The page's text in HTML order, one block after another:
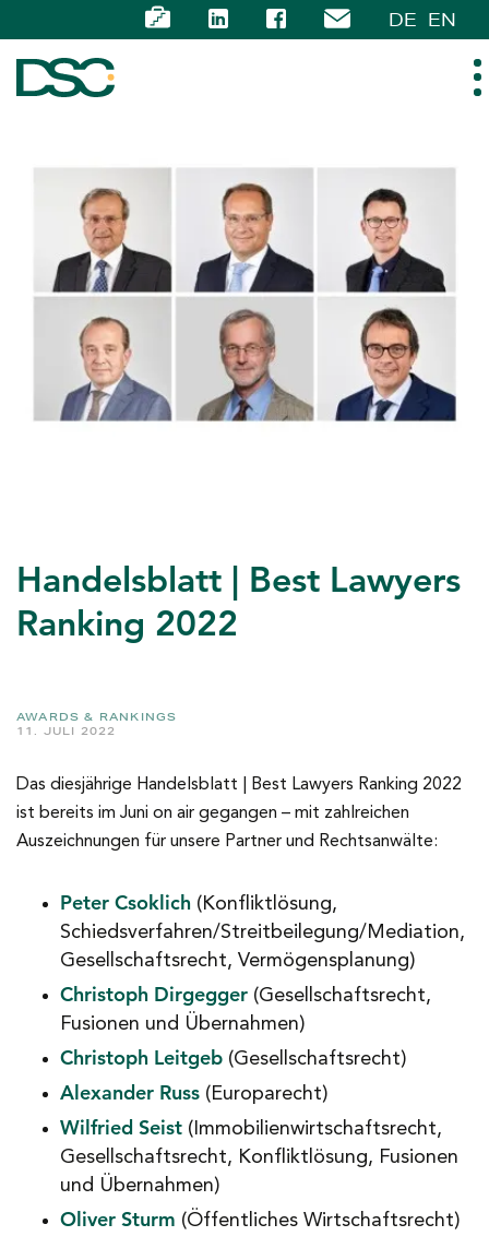
DE EN
ÜBER UNS
EXPERTISE
TEAM
NEWS
KARRIERE
Handelsblatt | Best Lawyers
Ranking 2022
AWARDS & RANKINGS
11. JULI 2022
Das diesjährige Handelsblatt | Best Lawyers Ranking 2022
ist bereits im Juni on air gegangen – mit zahlreichen
Auszeichnungen für unsere Partner und Rechtsanwälte:
Peter Csoklich (Konfliktlösung,
Schiedsverfahren/Streitbeilegung/Mediation,
Gesellschaftsrecht, Vermögensplanung)
Christoph Dirgegger (Gesellschaftsrecht,
Fusionen und Übernahmen)
Christoph Leitgeb (Gesellschaftsrecht)
Alexander Russ (Europarecht)
Wilfried Seist (Immobilienwirtschaftsrecht,
Gesellschaftsrecht, Konfliktlösung, Fusionen
und Übernahmen)
Oliver Sturm (Öffentliches Wirtschaftsrecht)